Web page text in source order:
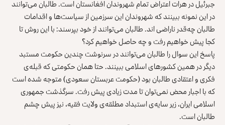
جبرئیل در هرات اعتراض تمام شهروندان افغانستان است. طالبان می‌توانند
در این نمونه ببینند که شهروندان این سرزمین از سیاست‌ها و اقدامات
طالبان چه‌قدر ناراضی‌ اند. طالبان می‌توانند از خود بپرسند: با این روش تا
کجا پیش خواهیم رفت و چه حاصل خواهیم کرد؟
پاسخ این سوال را طالبان می‌توانند در سرنوشت چندین حکومت مستبد
دیگر در همین کشورهای اسلامی ببینند. حتا همان حکومتی که قبله‌ی
فکری و اعتقادی طالبان بود (حکومت عربستان سعودی) متوجه شده است
که با اجبار محض نمی‌توان تا مدت زیادی پیش رفت. سرگذشت جمهوری
اسلامی ایران، زیر سایه‌ی استبداد مطلقه‌ی ولایت فقیه، نیز پیش چشم
طالبان است.